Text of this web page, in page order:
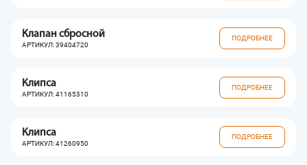
Клапан сбросной
АРТИКУЛ: 39404720
ПОДРОБНЕЕ
Клипса
АРТИКУЛ: 41165310
ПОДРОБНЕЕ
Клипса
АРТИКУЛ: 41260950
ПОДРОБНЕЕ